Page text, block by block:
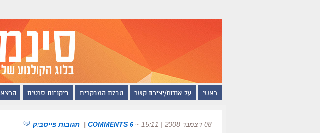
ראשי על אודות/יצירת קשר טבלת המבקרים ביקורות סרטים
08 דצמבר 2008 | 15:11 ~
6 COMMENTS
| תגובות פייסבוק